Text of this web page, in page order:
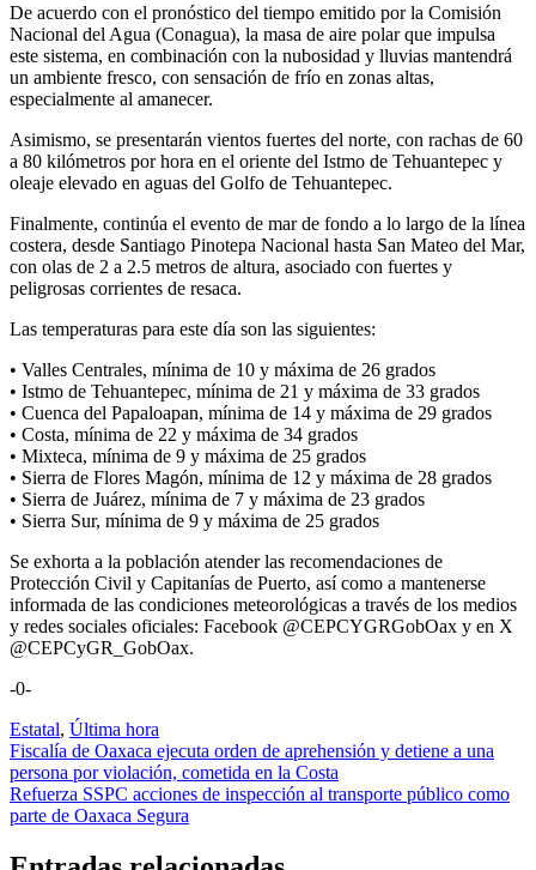
De acuerdo con el pronóstico del tiempo emitido por la Comisión
Nacional del Agua (Conagua), la masa de aire polar que impulsa
este sistema, en combinación con la nubosidad y lluvias mantendrá
un ambiente fresco, con sensación de frío en zonas altas,
especialmente al amanecer.
Asimismo, se presentarán vientos fuertes del norte, con rachas de 60
a 80 kilómetros por hora en el oriente del Istmo de Tehuantepec y
oleaje elevado en aguas del Golfo de Tehuantepec.
Finalmente, continúa el evento de mar de fondo a lo largo de la línea
costera, desde Santiago Pinotepa Nacional hasta San Mateo del Mar,
con olas de 2 a 2.5 metros de altura, asociado con fuertes y
peligrosas corrientes de resaca.
Las temperaturas para este día son las siguientes:
• Valles Centrales, mínima de 10 y máxima de 26 grados
• Istmo de Tehuantepec, mínima de 21 y máxima de 33 grados
• Cuenca del Papaloapan, mínima de 14 y máxima de 29 grados
• Costa, mínima de 22 y máxima de 34 grados
• Mixteca, mínima de 9 y máxima de 25 grados
• Sierra de Flores Magón, mínima de 12 y máxima de 28 grados
• Sierra de Juárez, mínima de 7 y máxima de 23 grados
• Sierra Sur, mínima de 9 y máxima de 25 grados
Se exhorta a la población atender las recomendaciones de
Protección Civil y Capitanías de Puerto, así como a mantenerse
informada de las condiciones meteorológicas a través de los medios
y redes sociales oficiales: Facebook @CEPCYGRGobOax y en X
@CEPCyGR_GobOax.
-0-
Estatal, Última hora
Navegación
de
entradas
Fiscalía de Oaxaca ejecuta orden de aprehensión y detiene a una
persona por violación, cometida en la Costa
Refuerza SSPC acciones de inspección al transporte público como
parte de Oaxaca Segura